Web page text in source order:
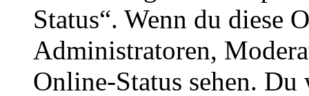
Status“. Wenn du diese
Administratoren,
Online-Status sehen.